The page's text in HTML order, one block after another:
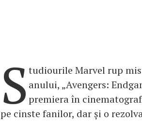
S tudiourile Marvel rup
anului, „Avengers:
premiera în
pe cinste fanilor, dar și o